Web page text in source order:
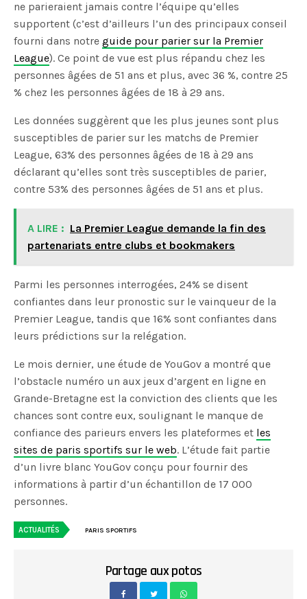
ne parieraient jamais contre l’équipe qu’elles
supportent (c’est d’ailleurs l’un des principaux conseil
fourni dans notreguide pour parier sur la Premier
League). Ce point de vue est plus répandu chez les
personnes âgées de 51 ans et plus, avec 36 %, contre 25
% chez les personnes âgées de 18 à 29 ans.
Les données suggèrent que les plus jeunes sont plus
susceptibles de parier sur les matchs de Premier
League, 63% des personnes âgées de 18 à 29 ans
déclarant qu’elles sont très susceptibles de parier,
contre 53% des personnes âgées de 51 ans et plus.
A LIRE : La Premier League demande la fin des
partenariats entre clubs et bookmakers
Parmi les personnes interrogées, 24% se disent
confiantes dans leur pronostic sur le vainqueur de la
Premier League, tandis que 16% sont confiantes dans
leurs prédictions sur la relégation.
Le mois dernier, une étude de YouGov a montré que
l’obstacle numéro un aux jeux d’argent en ligne en
Grande-Bretagne est la conviction des clients que les
chances sont contre eux, soulignant le manque de
confiance des parieurs envers les plateformes et les
sites de paris sportifs sur le web. L’étude fait partie
d’un livre blanc YouGov conçu pour fournir des
informations à partir d’un échantillon de 17 000
personnes.
ACTUALITÉS PARIS SPORTIFS
Partage aux potos